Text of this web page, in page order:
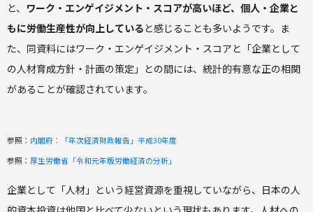
と、 ワーク・エンゲイジメント・スコアが高いほど、個人・企業と
もに労働生産性が向上していると感じることも多いようです。ま
た、同資料にはワーク・エンゲイジメント・スコアと「企業として
の人材育成方針・計画の策定」との間には、統計的有意な正の相関
があることが確認されています。
参照： 内閣府：「年次経済財政報告」平成30年度
参照： 厚生労働省「令和元年版労働経済の分析」
企業として「人材」という経営資源を重視していながら、日本の人